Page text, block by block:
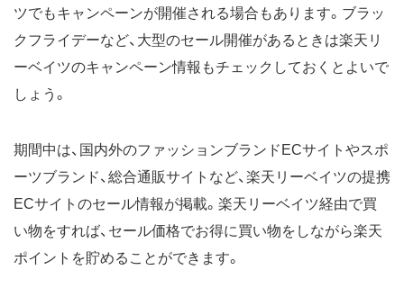
ツでもキャンペーンが開催される場合もあります。ブラッ
クフライデーなど、大型のセール開催があるときは楽天リ
ーベイツのキャンペーン情報もチェックしておくとよいで
しょう。
期間中は、国内外のファッションブランドECサイトやスポ
ーツブランド、総合通販サイトなど、楽天リーベイツの提携
ECサイトのセール情報が掲載。楽天リーベイツ経由で買
い物をすれば、セール価格でお得に買い物をしながら楽天
ポイントを貯めることができます。